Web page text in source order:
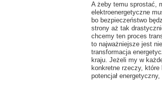
A żeby temu sprostać,
elektroenergetyczne
bo bezpieczeństwo
strony aż tak
chcemy ten proces
to najważniejsze jest
transformacja
kraju. Jeżeli my w
konkretne rzeczy,
potencjał